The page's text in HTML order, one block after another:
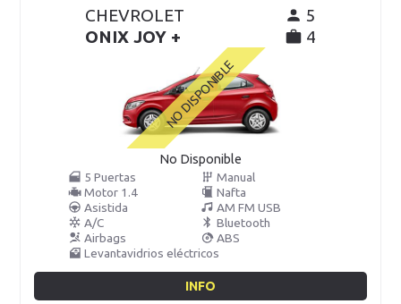
CHEVROLET
ONIX JOY +
5
4
No Disponible
5 Puertas
Manual
Motor 1.4
Nafta
Asistida
AM FM USB
A/C
Bluetooth
Airbags
ABS
Levantavidrios eléctricos
INFO